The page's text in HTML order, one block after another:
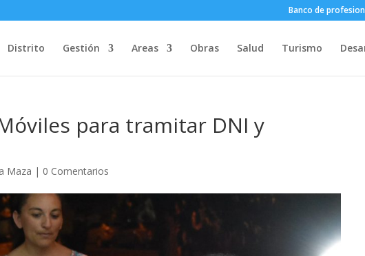
Banco de
Distrito Gestión Areas Obras Salud Turismo
para tramitar DNI y
Maza | 0 Comentarios